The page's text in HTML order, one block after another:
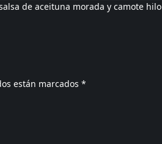
de aceituna morada y camote hilo
están marcados *